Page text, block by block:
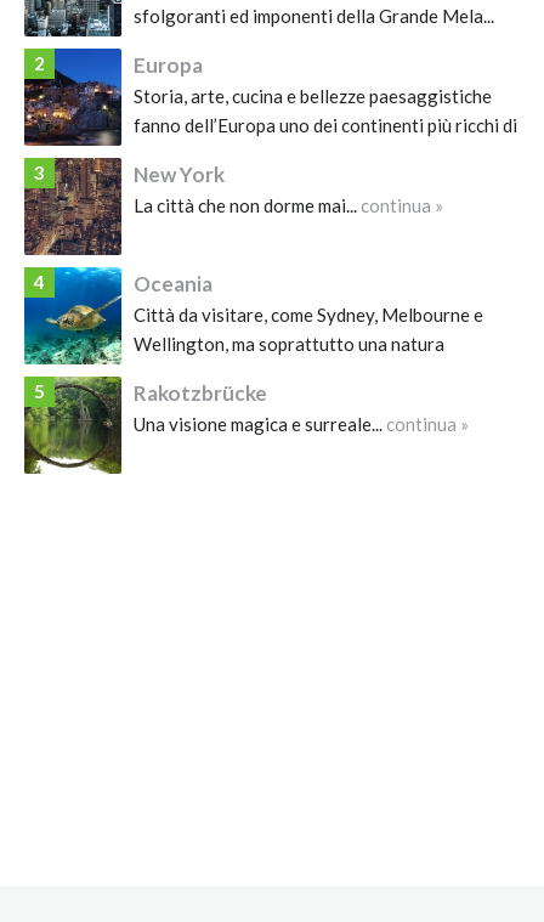
sfolgoranti ed imponenti della Grande Mela...
2
Europa
Storia, arte, cucina e bellezze paesaggistiche
fanno dell’Europa uno dei continenti più ricchi di
almeno una volta nella vita....
3 New York
La città che non dorme mai... continua »
4 Oceania
Città da visitare, come Sydney, Melbourne e
Wellington, ma soprattutto una natura
5
Rakotzbrücke
Una visione magica e surreale... continua »